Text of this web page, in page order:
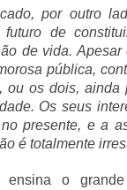
por outro
de
de vida. Apesar
pública,
ou os dois, ainda
Os seus
presente, e a
é totalmente
ensina o